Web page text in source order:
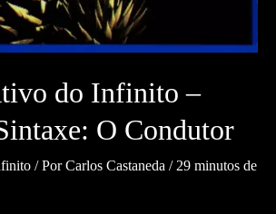
do Infinito –
O Condutor
/ PorCarlos Castaneda / 29 minutos de